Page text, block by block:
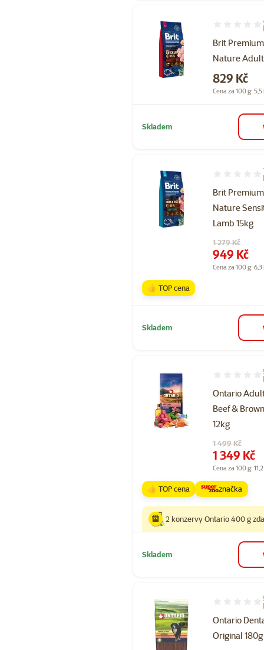
Brit
Nature Adult
Hodnocení
Cena
829 Kč
Cena za 100 g: 5,5
Skladem
Brit
Nature
Lamb 15kg
Hodnocení
Původní cena
1 279 Kč
Cena
949 Kč
Cena za 100 g: 6,3
👍 TOP cena
Skladem
Ontario
Beef &
12kg
Hodnocení
Původní cena
1 499 Kč
Cena
1 349 Kč
Cena za 100 g:
👍 TOP cena značka
2 konzervy Ontario 400 g
Skladem
Ontario
Original 180g
Hodnocení